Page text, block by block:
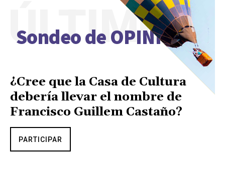
Sondeo de OPINIÓN
ÚLTIMO
¿Cree que la Casa de Cultura
debería llevar el nombre de
Francisco Guillem Castaño?
PARTICIPAR